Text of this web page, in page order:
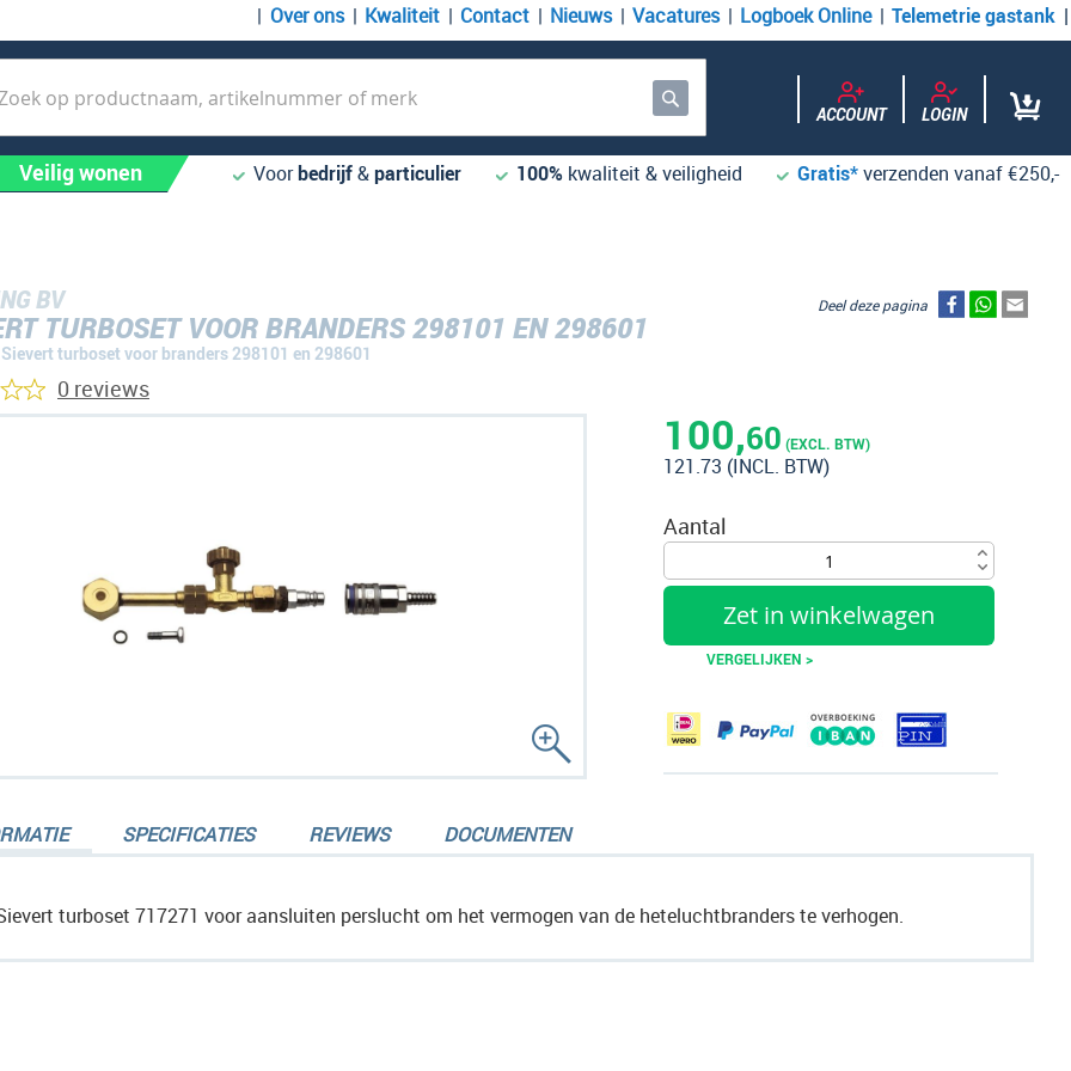
Over ons Kwaliteit Contact Nieuws Vacatures Logboek Online Telemetrie gastank
Zoek ACCOUNT LOGIN
Veilig wonen Voorbedrijf&particulier 100% kwaliteit & veiligheid Gratis*verzenden vanaf €250,-
BV
TURBOSET VOOR BRANDERS 298101 EN 298601
Sievert turboset voor branders 298101 en 298601
100,60 (EXCL. BTW)
121.73 (INCL. BTW)
Aantal
Zet in winkelwagen
VERGELIJKEN >
Deel deze pagina
0 reviews
turboset 717271 voor aansluiten perslucht om het vermogen van de heteluchtbranders te verhogen.
SPECIFICATIES REVIEWS DOCUMENTEN